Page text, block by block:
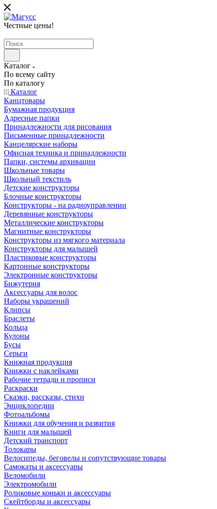
Честные цены!
Каталог
По всему сайту
По каталогу
Каталог
Канцтовары
Бумажная продукция
Адресные папки
Принадлежности для рисования
Письменные принадлежности
Канцелярские наборы
Офисная техника и принадлежности
Папки, системы архивации
Школьные товары
Школьный текстиль
Детские конструкторы
Блочные конструкторы
Конструкторы - на радиоуправлении
Деревянные конструкторы
Металлические конструкторы
Магнитные конструкторы
Конструкторы из мягкого материала
Конструкторы для малышей
Пластиковые конструкторы
Картонные конструкторы
Электронные конструкторы
Бижутерия
Аксессуары для волос
Наборы украшений
Клипсы
Браслеты
Кольца
Кулоны
Бусы
Серьги
Книжная продукция
Книжки с наклейками
Рабочие тетради и прописи
Раскраски
Сказки, рассказы, стихи
Энциклопедии
Фотоальбомы
Книжки для обучения и развития
Книги для малышей
Детский транспорт
Толокары
Велосипеды, беговелы и сопутствующие товары
Самокаты и аксессуары
Веломобили
Электромобили
Роликовые коньки и аксессуары
Скейтборды и аксессуары